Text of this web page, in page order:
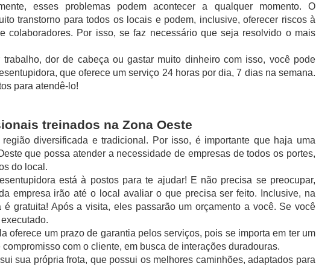
esses problemas podem acontecer a qualquer momento. O
transtorno para todos os locais e podem, inclusive, oferecer riscos à
colaboradores. Por isso, se faz necessário que seja resolvido o mais
trabalho, dor de cabeça ou gastar muito dinheiro com isso, você pode
que oferece um serviço 24 horas por dia, 7 dias na semana.
para atendê-lo!
treinados na Zona Oeste
diversificada e tradicional. Por isso, é importante que haja uma
que possa atender a necessidade de empresas de todos os portes,
do local.
está à postos para te ajudar! E não precisa se preocupar,
empresa irão até o local avaliar o que precisa ser feito. Inclusive, na
é gratuita! Após a visita, eles passarão um orçamento a você. Se você
oferece um prazo de garantia pelos serviços, pois se importa em ter um
com o cliente, em busca de interações duradouras.
sua própria frota, que possui os melhores caminhões, adaptados para